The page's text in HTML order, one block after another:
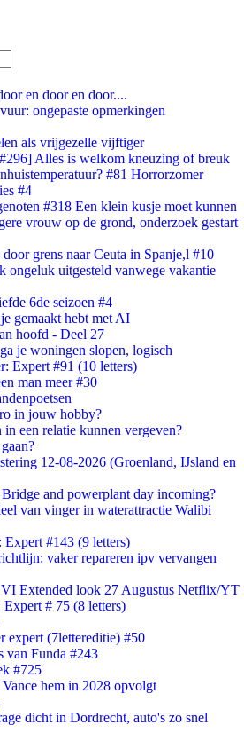
en door en door....
ongepaste opmerkingen
als vrijgezelle vijftiger
Alles is welkom kneuzing of breuk
#81 Horrorzomer
#4
#318 Een klein kusje moet kunnen
vrouw op de grond, onderzoek gestart
grens naar Ceuta in Spanje,l #10
ongeluk uitgesteld vanwege vakantie
6de seizoen #4
gemaakt hebt met AI
hoofd - Deel 27
je woningen slopen, logisch
Expert #91 (10 letters)
man meer #30
in jouw hobby?
in een relatie kunnen vergeven?
12-08-2026 (Groenland, IJsland en
and powerplant day incoming?
van vinger in waterattractie Walibi
Expert #143 (9 letters)
vaker repareren ipv vervangen
Extended look 27 Augustus Netflix/YT
Expert # 75 (8 letters)
expert (7lettereditie) #50
van Funda #243
#725
hem in 2028 opvolgt
dicht in Dordrecht, auto's zo snel